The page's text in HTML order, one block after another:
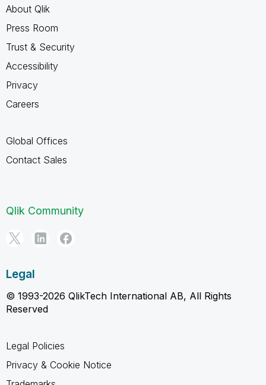
About Qlik
Press Room
Trust & Security
Accessibility
Privacy
Careers
Global Offices
Contact Sales
Qlik Community
Legal
© 1993-2026 QlikTech International AB, All Rights
Reserved
Legal Policies
Privacy & Cookie Notice